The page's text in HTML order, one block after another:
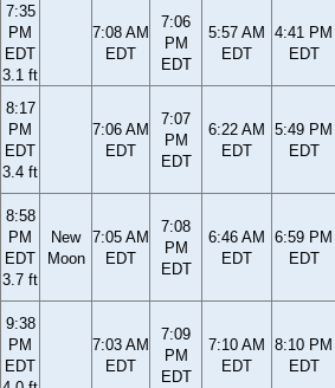
7:35
PM
EDT
3.1 ft
7:08 AM
EDT
7:06
PM
EDT
5:57 AM
EDT
4:41 PM
EDT
8:17
PM
EDT
3.4 ft
7:06 AM
EDT
7:07
PM
EDT
6:22 AM
EDT
5:49 PM
EDT
8:58
PM
EDT
3.7 ft
New
Moon
7:05 AM
EDT
7:08
PM
EDT
6:46 AM
EDT
6:59 PM
EDT
9:38
PM
EDT
7:03 AM
EDT
7:09
PM
EDT
7:10 AM
EDT
8:10 PM
EDT